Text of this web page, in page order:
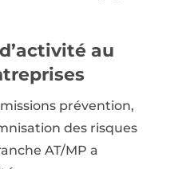
au
prévention,
des risques
AT/MP a